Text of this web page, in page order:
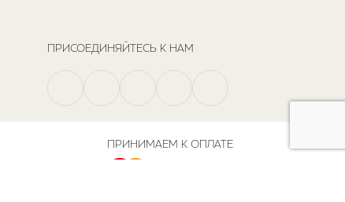
ПРИСОЕДИНЯЙТЕСЬ К НАМ
ПРИНИМАЕМ К ОПЛАТЕ